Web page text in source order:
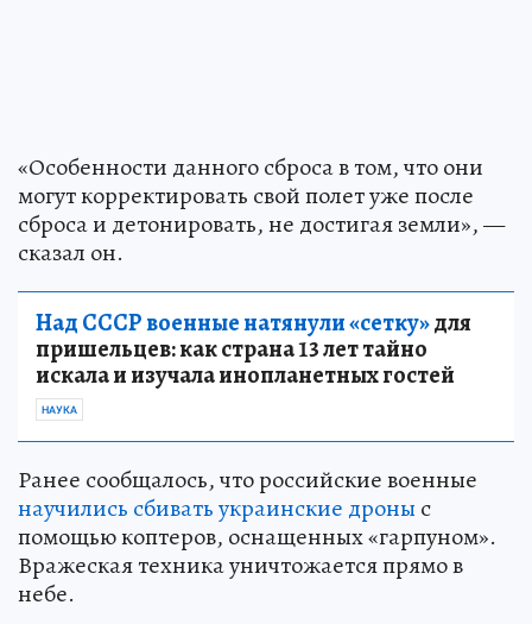
«Особенности данного сброса в том, что они
могут корректировать свой полет уже после
сброса и детонировать, не достигая земли», —
сказал он.
Над СССР военные натянули «сетку»для
пришельцев: как страна 13 лет тайно
искала и изучала инопланетных гостей
НАУКА
Ранее сообщалось, что российские военные
научились сбивать украинские дроны с
помощью коптеров, оснащенных «гарпуном».
Вражеская техника уничтожается прямо в
небе.